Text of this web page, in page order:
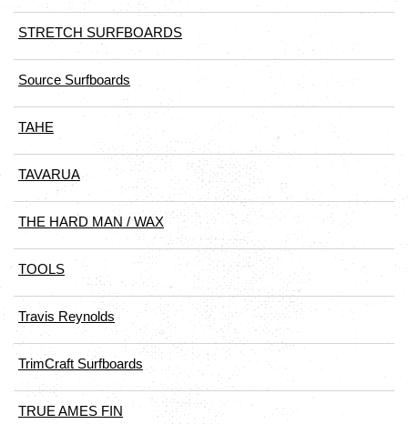
STRETCH SURFBOARDS
Source Surfboards
TAHE
TAVARUA
THE HARD MAN / WAX
TOOLS
Travis Reynolds
TrimCraft Surfboards
TRUE AMES FIN